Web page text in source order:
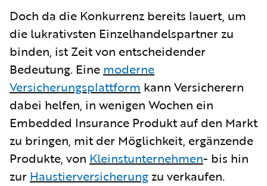
Doch da die Konkurrenz bereits lauert, um
die lukrativsten Einzelhandelspartner zu
binden, ist Zeit von entscheidender
Bedeutung. Eine moderne
Versicherungsplattform kann Versicherern
dabei helfen, in wenigen Wochen ein
Embedded Insurance Produkt auf den Markt
zu bringen, mit der Möglichkeit, ergänzende
Produkte, von Kleinstunternehmen- bis hin
zur Haustierversicherungzu verkaufen.